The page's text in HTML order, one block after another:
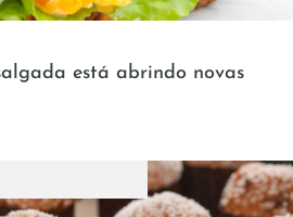
está abrindo novas